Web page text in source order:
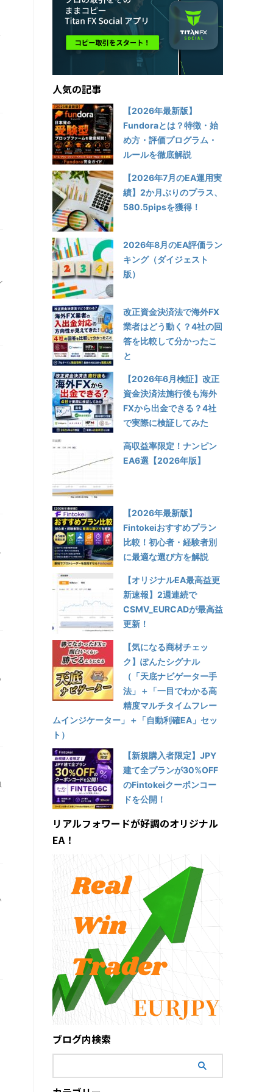
人気の記事
【2026年最新版】
Fundoraとは？特徴・始
め方・評価プログラム・
ルールを徹底解説
【2026年7月のEA運用実
績】2か月ぶりのプラス、
580.5pipsを獲得！
2026年8月のEA評価ラン
キング（ダイジェスト
版）
改正資金決済法で海外FX
業者はどう動く？4社の回
答を比較して分かったこ
と
【2026年6月検証】改正
資金決済法施行後も海外
FXから出金できる？4社
で実際に検証してみた
高収益率限定！ナンピン
EA6選【2026年版】
【2026年最新版】
Fintokeiおすすめプラン
比較！初心者・経験者別
に最適な選び方を解説
【オリジナルEA最高益更
新速報】2週連続で
CSMV_EURCADが最高益
更新！
【気になる商材チェッ
ク】ぽんたシグナル
（「天底ナビゲーター手
法」＋「一目でわかる高
精度マルチタイムフレー
ムインジケーター」＋「自動利確EA」セッ
ト）
【新規購入者限定】JPY
建て全プランが30%OFF
のFintokeiクーポンコー
ドを公開！
リアルフォワードが好調のオリジナル
EA！
ブログ内検索